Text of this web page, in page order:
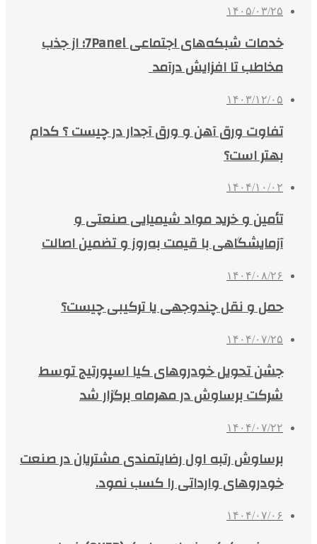
۱۴۰۵/۰۳/۲۵
خدمات شبکه‌های اجتماعی 7Panel؛ از جذب
مخاطب تا افزایش درآمد
۱۴۰۳/۱۲/۰۵
تفاوت ورق آهن و ورق آجدار در چیست ؟ کدام
بهتر است؟
۱۴۰۴/۱۰/۰۲
تأمین و خرید مواد شیمیایی صنعتی و
آزمایشگاهی با قیمت به‌روز و تضمین اصالت
۱۴۰۴/۰۸/۲۶
حمل و نقل چندوجهی یا ترکیبی چیست؟
۱۴۰۴/۰۷/۲۵
جشن تحویل خودروهای کیا اسپورتیج توسط
شرکت برساوش در مهرماه برگزار شد
۱۴۰۴/۰۷/۲۲
برساوش رتبه اول رضایتمندی مشتریان در صنعت
خودروهای وارداتی را کسب نمود.
۱۴۰۴/۰۷/۰۶